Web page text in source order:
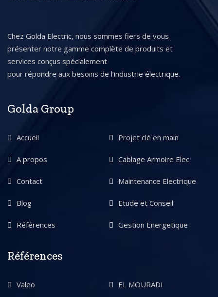
Chez Golda Electric, nous sommes fiers de vous
présenter notre gamme complète de produits et
services conçus spécialement
pour répondre aux besoins de l’industrie électrique.
Golda Group
Accueil Projet clé en main
A propos Cablage Armoire Elec
Contact Maintenance Electrique
Blog Etude et Conseil
Références Gestion Energetique
Références
Valeo EL MOURADI